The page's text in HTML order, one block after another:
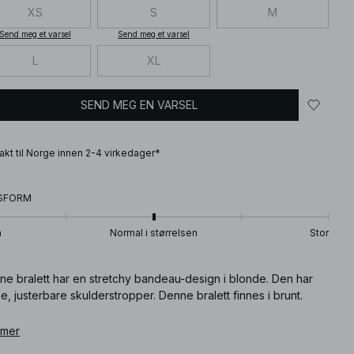
XS
Send meg et varsel
S
Send meg et varsel
M
L XL
SEND MEG EN VARSEL
til Norge innen 2-4 virkedager*
Normal i størrelsen Stor
bralett har en stretchy bandeau-design i blonde. Den har
justerbare skulderstropper. Denne bralett finnes i brunt.